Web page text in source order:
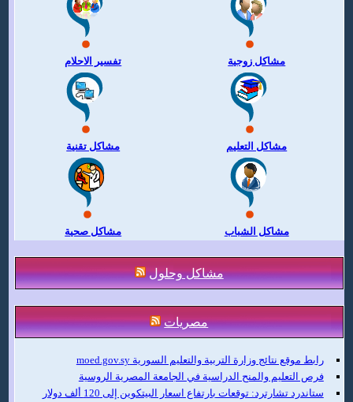
تفسير الاحلام مشاكل زوجية
مشاكل تقنية مشاكل التعليم
مشاكل صحية مشاكل الشباب
مشاكل وحلول
مصريات
رابط موقع نتائج وزارة التربية والتعليم السورية moed.gov.sy
فرص التعليم والمنح الدراسية في الجامعة المصرية الروسية
ستاندرد تشارترد: توقعات بارتفاع اسعار البيتكوين إلى 120 ألف دولار